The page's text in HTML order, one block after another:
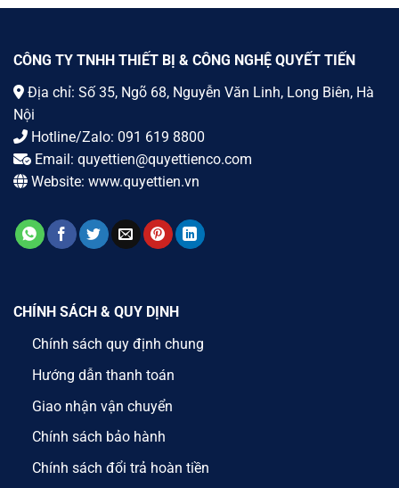
CÔNG TY TNHH THIẾT BỊ & CÔNG NGHỆ QUYẾT TIẾN
Địa chỉ: Số 35, Ngõ 68, Nguyễn Văn Linh, Long Biên, Hà
Nội
Hotline/Zalo: 091 619 8800
Email: quyettien@quyettienco.com
Website: www.quyettien.vn
CHÍNH SÁCH & QUY DỊNH
Chính sách quy định chung
Hướng dẫn thanh toán
Giao nhận vận chuyển
Chính sách bảo hành
Chính sách đổi trả hoàn tiền